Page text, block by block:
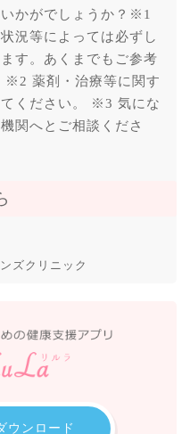
かがでしょうか？※1
況等によっては必ずし
す。あくまでもご参考
※2 薬剤・治療等に関す
ください。 ※3 気にな
関へとご相談くださ
ズクリニック
ウンロード